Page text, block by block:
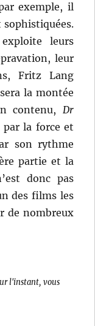
exemple, il
sophistiquées.
leurs
leur
Fritz Lang
la montée
contenu, Dr
la force et
son rythme
partie et la
donc pas
des films les
de nombreux
l'instant, vous